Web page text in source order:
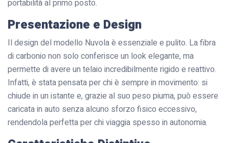
portabilità al primo posto.
Presentazione e Design
Il design del modello Nuvola è essenziale e pulito. La fibra
di carbonio non solo conferisce un look elegante, ma
permette di avere un telaio incredibilmente rigido e reattivo.
Infatti, è stata pensata per chi è sempre in movimento: si
chiude in un istante e, grazie al suo peso piuma, può essere
caricata in auto senza alcuno sforzo fisico eccessivo,
rendendola perfetta per chi viaggia spesso in autonomia.